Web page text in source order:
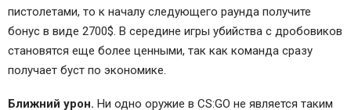
пистолетами, то к началу следующего раунда получите
бонус в виде 2700$. В середине игры убийства с дробовиков
становятся еще более ценными, так как команда сразу
получает буст по экономике.
Ближний урон. Ни одно оружие в CS:GO не является таким